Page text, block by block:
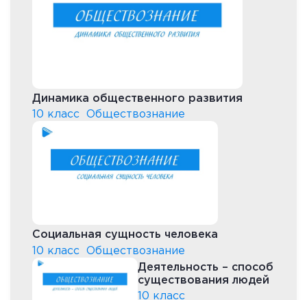
Динамика общественного развития
10 класс
Обществознание
Социальная сущность человека
10 класс
Обществознание
Деятельность – способ
существования людей
10 класс